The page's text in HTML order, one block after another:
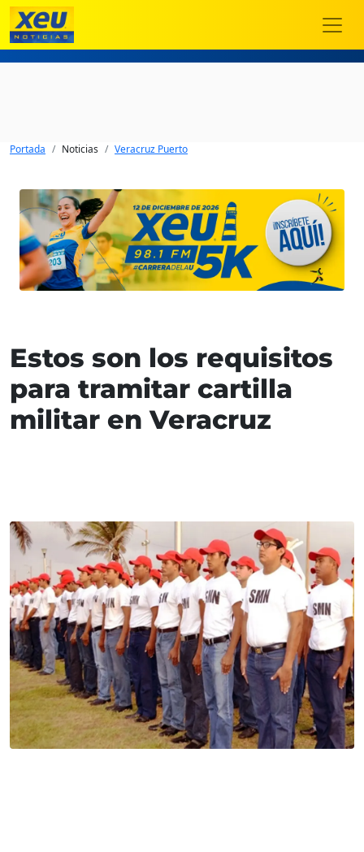
Portada Noticias Veracruz Puerto
Estos son los requisitos
para tramitar cartilla
militar en Veracruz